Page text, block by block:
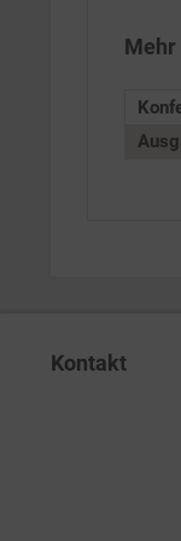
Mehr
Kontakt